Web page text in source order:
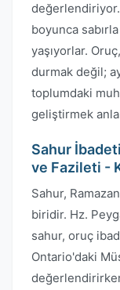
boyunca
yaşıyorlar.
durmak değil;
toplumdaki
geliştirmek
Sahur
ve Fazileti -
Sahur,
biridir. Hz.
sahur, oruç
Ontario'daki